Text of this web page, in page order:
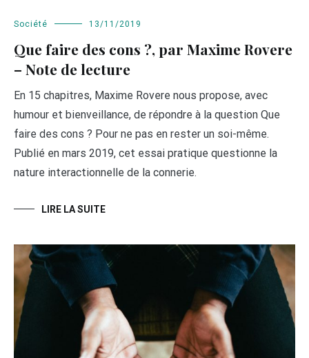
Société 13/11/2019
Que faire des cons ?, par Maxime Rovere
– Note de lecture
En 15 chapitres, Maxime Rovere nous propose, avec
humour et bienveillance, de répondre à la question Que
faire des cons ? Pour ne pas en rester un soi-même.
Publié en mars 2019, cet essai pratique questionne la
nature interactionnelle de la connerie.
LIRE LA SUITE